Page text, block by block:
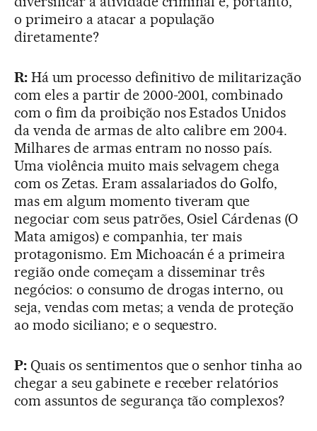
o primeiro a atacar a população
diretamente?
R:Há um processo definitivo de militarização
com eles a partir de 2000-2001, combinado
com o fim da proibição nos Estados Unidos
da venda de armas de alto calibre em 2004.
Milhares de armas entram no nosso país.
Uma violência muito mais selvagem chega
com os Zetas. Eram assalariados do Golfo,
mas em algum momento tiveram que
negociar com seus patrões, Osiel Cárdenas (O
Mata amigos) e companhia, ter mais
protagonismo. Em Michoacán é a primeira
região onde começam a disseminar três
negócios: o consumo de drogas interno, ou
seja, vendas com metas; a venda de proteção
ao modo siciliano; e o sequestro.
P:Quais os sentimentos que o senhor tinha ao
chegar a seu gabinete e receber relatórios
com assuntos de segurança tão complexos?